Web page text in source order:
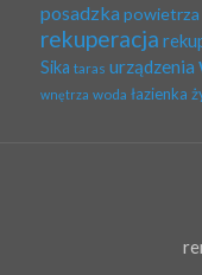
posadzka powietrza
rekuperacja
Sika taras urządzenia
wnętrza woda łazienka